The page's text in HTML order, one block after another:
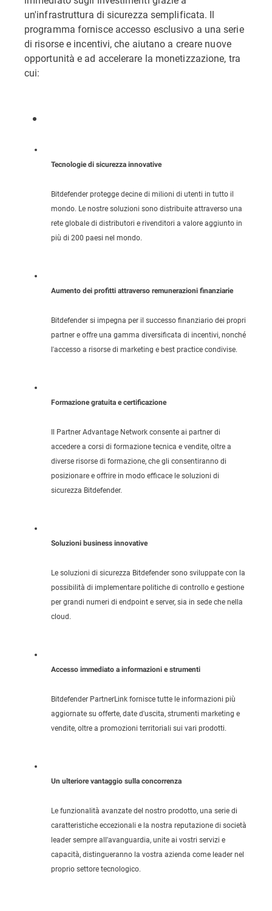
un'infrastruttura di sicurezza semplificata. Il
programma fornisce accesso esclusivo a una serie
di risorse e incentivi, che aiutano a creare nuove
opportunità e ad accelerare la monetizzazione, tra
cui:
Tecnologie di sicurezza innovative
Bitdefender protegge decine di milioni di utenti in tutto il
mondo. Le nostre soluzioni sono distribuite attraverso una
rete globale di distributori e rivenditori a valore aggiunto in
più di 200 paesi nel mondo.
Aumento dei profitti attraverso remunerazioni finanziarie
Bitdefender si impegna per il successo finanziario dei propri
partner e offre una gamma diversificata di incentivi, nonché
l'accesso a risorse di marketing e best practice condivise.
Formazione gratuita e certificazione
Il Partner Advantage Network consente ai partner di
accedere a corsi di formazione tecnica e vendite, oltre a
diverse risorse di formazione, che gli consentiranno di
posizionare e offrire in modo efficace le soluzioni di
sicurezza Bitdefender.
Soluzioni business innovative
Le soluzioni di sicurezza Bitdefender sono sviluppate con la
possibilità di implementare politiche di controllo e gestione
per grandi numeri di endpoint e server, sia in sede che nella
cloud.
Accesso immediato a informazioni e strumenti
Bitdefender PartnerLink fornisce tutte le informazioni più
aggiornate su offerte, date d'uscita, strumenti marketing e
vendite, oltre a promozioni territoriali sui vari prodotti.
Un ulteriore vantaggio sulla concorrenza
Le funzionalità avanzate del nostro prodotto, una serie di
caratteristiche eccezionali e la nostra reputazione di società
leader sempre all'avanguardia, unite ai vostri servizi e
capacità, distingueranno la vostra azienda come leader nel
proprio settore tecnologico.